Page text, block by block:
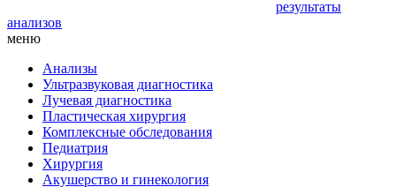
результаты
анализов
меню
Анализы
Ультразвуковая диагностика
Лучевая диагностика
Пластическая хирургия
Комплексные обследования
Педиатрия
Хирургия
Акушерство и гинекология